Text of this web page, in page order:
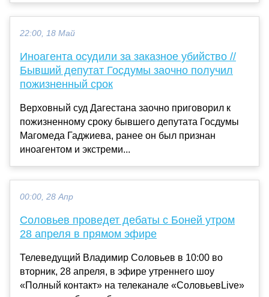
22:00, 18 Май
Иноагента осудили за заказное убийство //
Бывший депутат Госдумы заочно получил
пожизненный срок
Верховный суд Дагестана заочно приговорил к
пожизненному сроку бывшего депутата Госдумы
Магомеда Гаджиева, ранее он был признан
иноагентом и экстреми...
00:00, 28 Апр
Соловьев проведет дебаты с Боней утром
28 апреля в прямом эфире
Телеведущий Владимир Соловьев в 10:00 во
вторник, 28 апреля, в эфире утреннего шоу
«Полный контакт» на телеканале «СоловьевLive»